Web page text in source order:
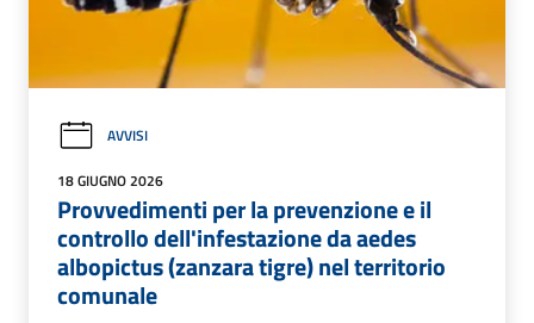
AVVISI
18 GIUGNO 2026
Provvedimenti per la prevenzione e il
controllo dell'infestazione da aedes
albopictus (zanzara tigre) nel territorio
comunale